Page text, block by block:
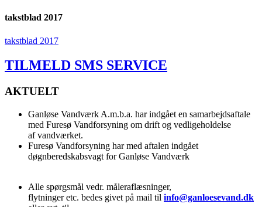
takstblad 2017
takstblad 2017
TILMELD SMS SERVICE
AKTUELT
Ganløse Vandværk A.m.b.a. har indgået en samarbejdsaftale
med Furesø Vandforsyning om drift og vedligeholdelse
af vandværket.
Furesø Vandforsyning har med aftalen indgået
døgnberedskabsvagt for Ganløse Vandværk
Alle spørgsmål vedr. måleraflæsninger,
flytninger etc. bedes givet på mail til info@ganloesevand.dk